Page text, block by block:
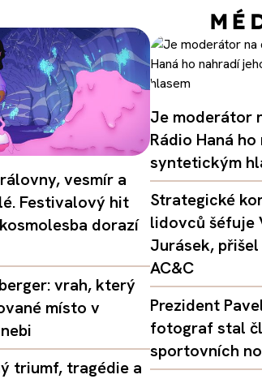
vesmír a
Festivalový hit
dorazí
vrah, který
místo v
triumf, tragédie a
Je moderátor
Rádio Haná
syntetickým
Strategické
lidovců šéfuje
Jurásek,
AC&C
Prezident
fotograf stal
sportovních